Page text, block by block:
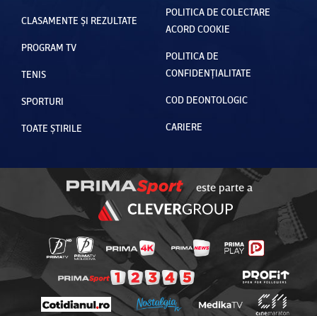
CLASAMENTE ȘI REZULTATE
PROGRAM TV
TENIS
SPORTURI
TOATE ȘTIRILE
POLITICA DE COLECTARE
ACORD COOKIE
POLITICA DE
CONFIDENȚIALITATE
COD DEONTOLOGIC
CARIERE
este parte a